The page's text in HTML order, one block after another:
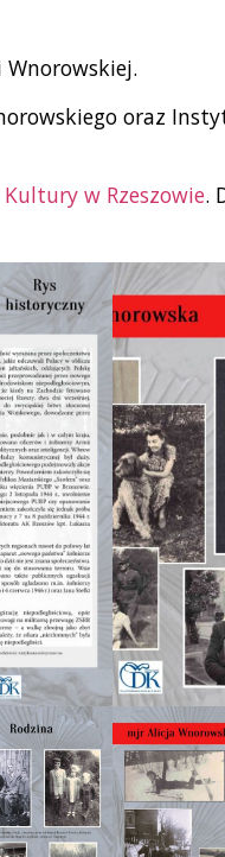
oraz
w Rzeszowie.